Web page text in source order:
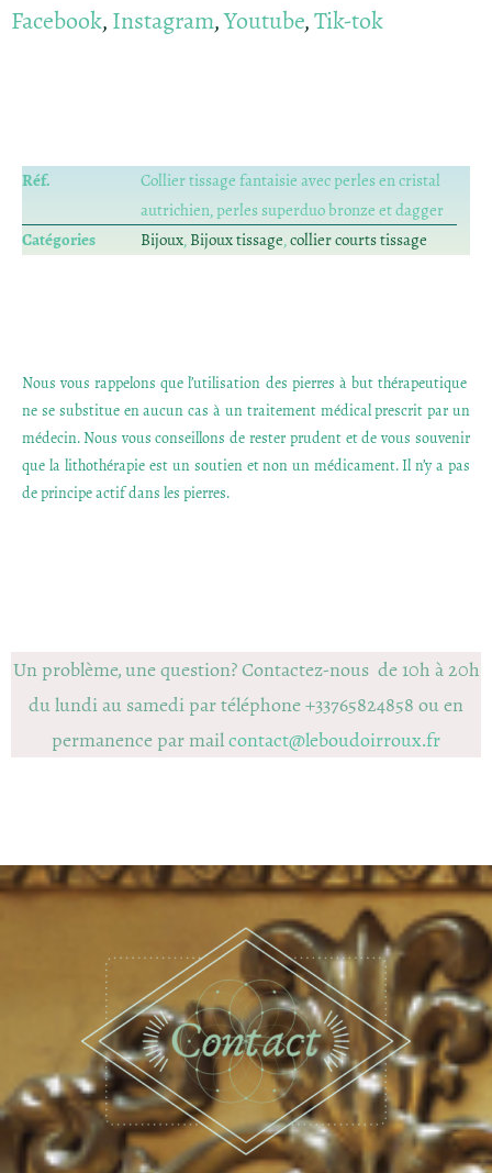
Facebook,Instagram,Youtube,Tik-tok
Réf.
Collier tissage fantaisie avec perles en cristal
autrichien, perles superduo bronze et dagger
Catégories
Bijoux,Bijoux tissage,collier courts tissage
Nous vous rappelons que l’utilisation des pierres à but thérapeutique
ne se substitue en aucun cas à un traitement médical prescrit par un
médecin. Nous vous conseillons de rester prudent et de vous souvenir
que la lithothérapie est un soutien et non un médicament. Il n’y a pas
de principe actif dans les pierres.
Un problème, une question? Contactez-nous de 10h à 20h
du lundi au samedi par téléphone +33765824858 ou en
permanence par mailcontact@leboudoirroux.fr